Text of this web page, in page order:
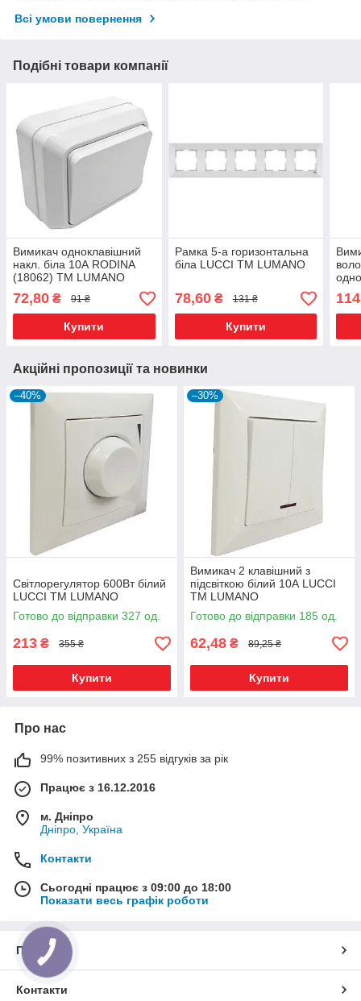
Всі умови повернення
Подібні товари компанії
Вимикач одноклавішний
накл. біла 10А RODINA
(18062) ТМ LUMANO
72,80 ₴ 91 ₴
Купити
Рамка 5-а горизонтальна
біла LUCCI ТМ LUMANO
78,60₴ 131 ₴
Купити
10А
114
Акційні пропозиції та новинки
–40%
Світлорегулятор 600Вт білий
LUCCI ТМ LUMANO
Готово до відправки 327 од.
213 ₴ 355 ₴
Купити
–30%
Вимикач 2 клавішний з
підсвіткою білий 10А LUCCI
ТМ LUMANO
Готово до відправки 185 од.
62,48 ₴ 89,25 ₴
Купити
Про нас
99% позитивних з 255 відгуків за рік
Працює з 16.12.2016
м. Дніпро
Дніпро, Україна
Контакти
Сьогодні працює з 09:00 до 18:00
Показати весь графік роботи
Про нас
Контакти
КНОПКА
ЗВ'ЯЗКУ